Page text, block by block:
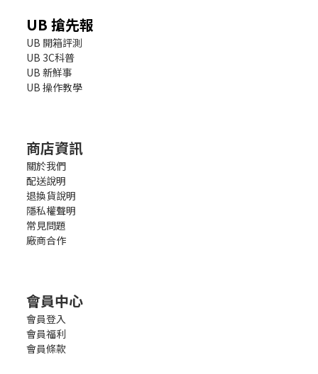
UB 搶先報
UB 開箱評測
UB 3C科普
UB 新鮮事
UB 操作教學
商店資訊
關於我們
配送說明
退換貨說明
隱私權聲明
常見問題
廠商合作
會員中心
會員登入
會員福利
會員條款